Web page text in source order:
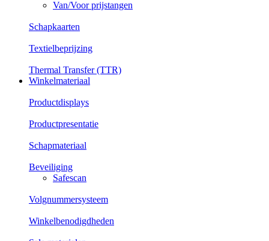
Van/Voor prijstangen
Schapkaarten
Textielbeprijzing
Thermal Transfer (TTR)
Winkelmateriaal
Productdisplays
Productpresentatie
Schapmateriaal
Beveiliging
Safescan
Volgnummersysteem
Winkelbenodigdheden